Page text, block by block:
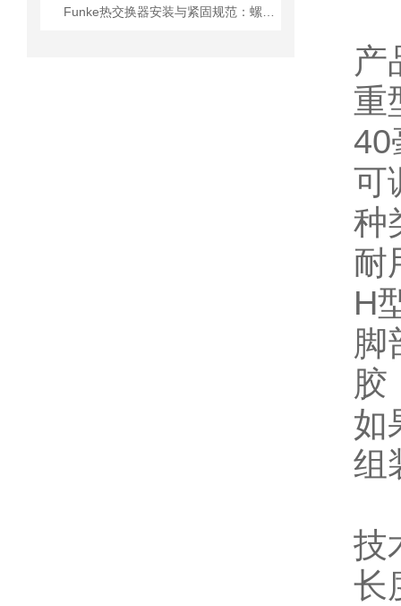
产
重
40
可
种
耐
H
脚
胶
如
组
技
长